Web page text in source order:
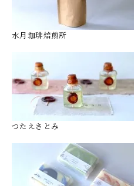
水月珈琲焙煎所
つたえさとみ